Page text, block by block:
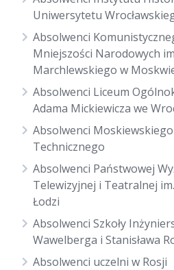
Uniwersytetu
Absolwenci
Mniejszości Narodowych
Marchlewskiego w
Absolwenci Liceum
Adama Mickiewicza we
Absolwenci
Technicznego
Absolwenci Państwowej
Telewizyjnej i Teatralnej
Łodzi
Absolwenci Szkoły
Wawelberga i Stanisława
Absolwenci uczelni w Rosji